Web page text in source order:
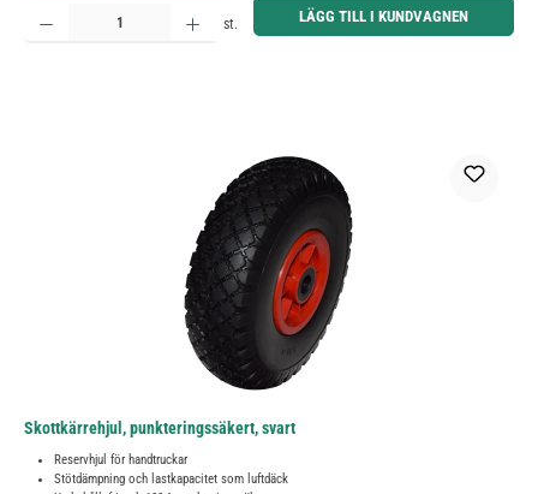
Produktkvantitet: Ange önskat belopp eller använd knapparna för att öka eller minska kvantiteten.
st. LÄGG TILL I KUNDVAGNEN
Skottkärrehjul, punkteringssäkert, svart
Reservhjul för handtruckar
Stötdämpning och lastkapacitet som luftdäck